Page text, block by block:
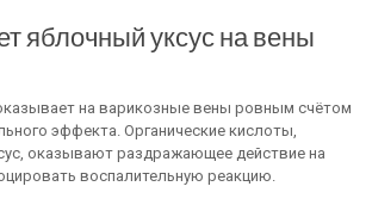
яблочный уксус на вены
на варикозные вены ровным счётом
эффекта. Органические кислоты,
оказывают раздражающее действие на
воспалительную реакцию.